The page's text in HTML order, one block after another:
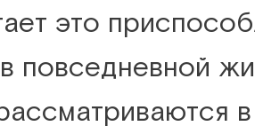
это
повседневной
в